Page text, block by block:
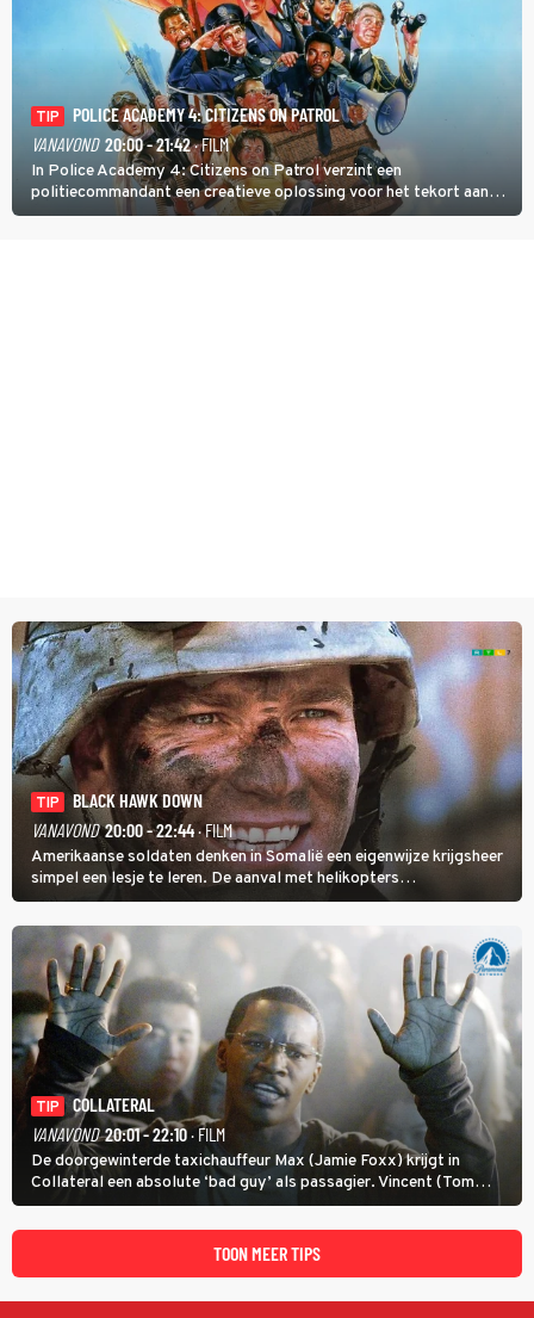
TIP
POLICE ACADEMY 4: CITIZENS ON PATROL
VANAVOND 20:00 - 21:42· FILM
In Police Academy 4: Citizens on Patrol verzint een
politiecommandant een creatieve oplossing voor het tekort aan
agenten.
TIP
BLACK HAWK DOWN
VANAVOND 20:00 - 22:44· FILM
Amerikaanse soldaten denken in Somalië een eigenwijze krijgsheer
simpel een lesje te leren. De aanval met helikopters
verloopt in Black Hawk down dramatisch.
TIP
COLLATERAL
VANAVOND 20:01 - 22:10· FILM
De doorgewinterde taxichauffeur Max (Jamie Foxx) krijgt in
Collateral een absolute ‘bad guy’ als passagier. Vincent (Tom
Cruise) heeft hem nodig om hem de stad door te loodsen om een
wel heel lugubere reden.
TOON MEER TIPS